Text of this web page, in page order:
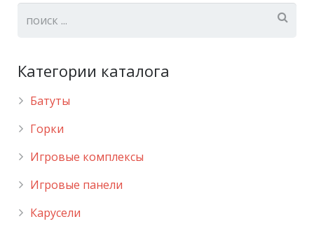
Категории каталога
Батуты
Горки
Игровые комплексы
Игровые панели
Карусели